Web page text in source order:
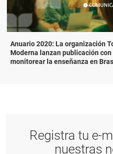
Anuario 2020: La organización
Moderna lanzan publicación
monitorear la enseñanza en
Registra tu e-
nuestras